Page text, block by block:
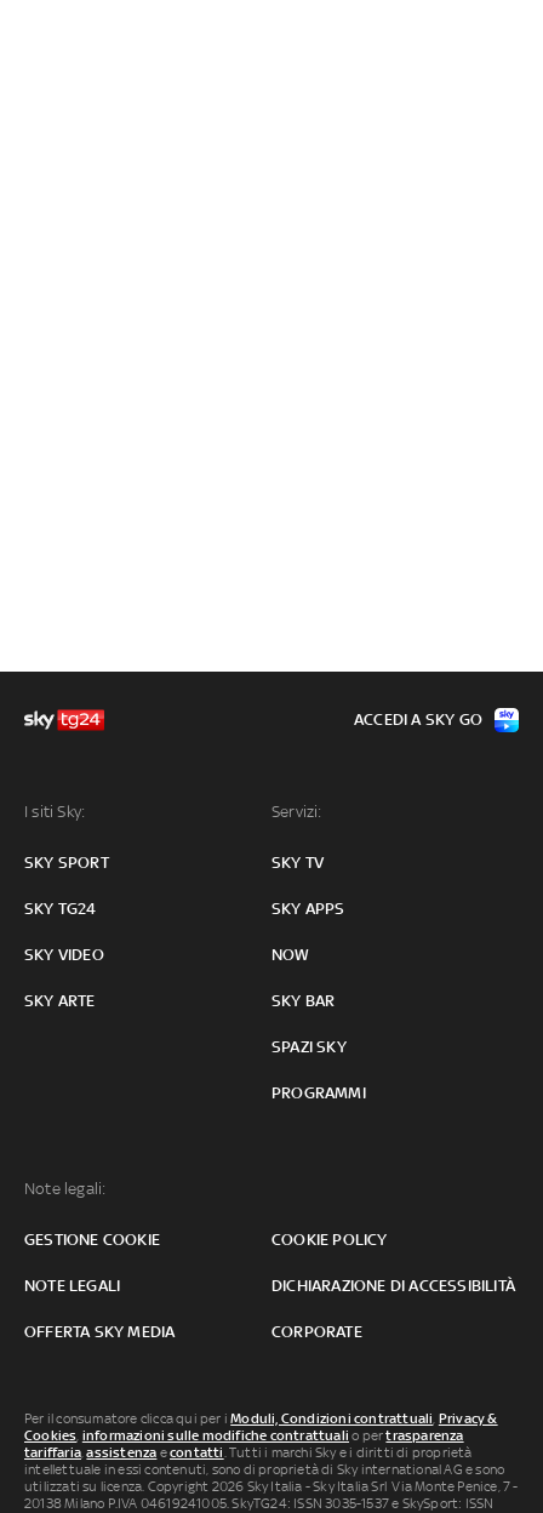
I siti Sky:
SKY SPORT
SKY TG24
SKY VIDEO
SKY ARTE
Servizi:
SKY TV
SKY APPS
NOW
SKY BAR
SPAZI SKY
PROGRAMMI
Note legali:
GESTIONE COOKIE COOKIE POLICY
NOTE LEGALI DICHIARAZIONE DI ACCESSIBILITÀ
OFFERTA SKY MEDIA CORPORATE
ACCEDI A SKY GO
Per il consumatore clicca qui per iModuli, Condizioni contrattuali Privacy &
Cookies informazioni sulle modifiche contrattuali o pertrasparenza
tariffaria ,assistenza econtatti . Tutti i marchi Sky e i diritti di proprietà
intellettuale in essi contenuti, sono di proprietà di Sky international AG e sono
utilizzati su licenza. Copyright 2026 Sky Italia - Sky Italia Srl Via Monte Penice, 7 -
20138 Milano P.IVA 04619241005. SkyTG24: ISSN 3035-1537 e SkySport: ISSN